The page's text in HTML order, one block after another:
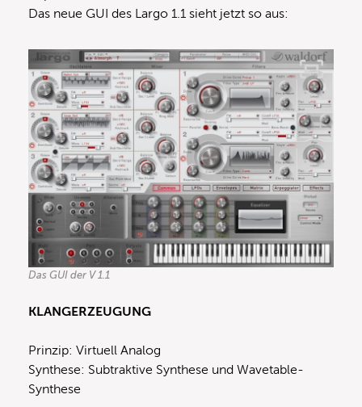
Das neue GUI des Largo 1.1 sieht jetzt so aus:
Das GUI der V 1.1
KLANGERZEUGUNG
Prinzip: Virtuell Analog
Synthese: Subtraktive Synthese und Wavetable-
Synthese